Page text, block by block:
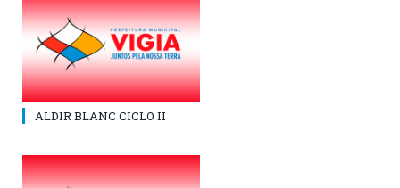
ALDIR BLANC CICLO II